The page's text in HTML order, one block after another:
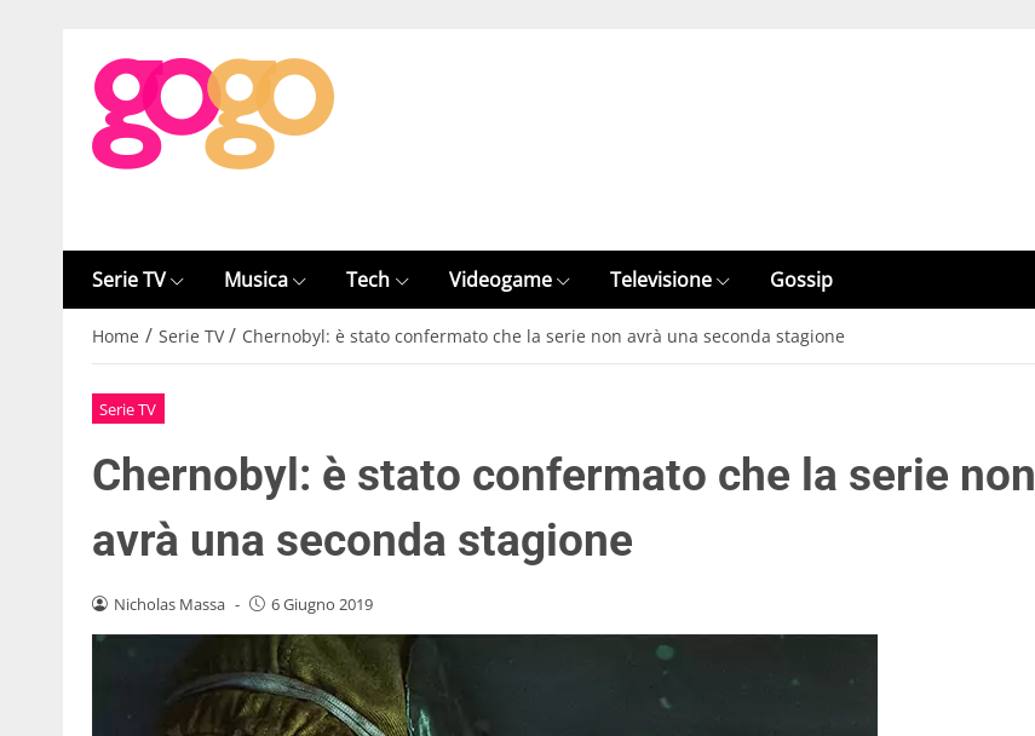
Serie TV Musica Tech Videogame Televisione Gossip
Home / Serie TV / Chernobyl: è stato confermato che la serie non avrà una seconda stagione
Serie TV
Chernobyl: è stato confermato che la serie non
avrà una seconda stagione
Nicholas Massa - 6 Giugno 2019